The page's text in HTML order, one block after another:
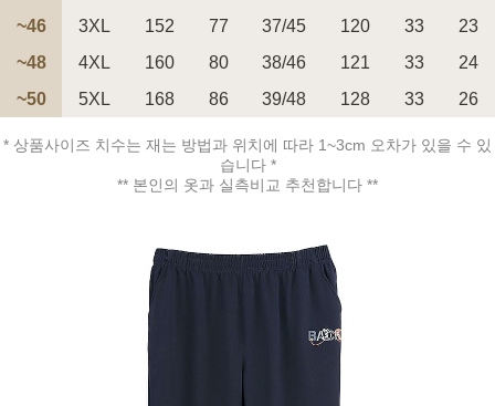
페이코 ID로 페
PAYCO 바로구매
~46
3XL 152 77 37/45 120 33
23
~48
4XL 160 80 38/46 121 33
24
~50
5XL 168 86 39/48 128 33 26
* 상품사이즈 치수는 재는 방법과 위치에 따라 1~3cm 오차가 있을 수 있
습니다 *
** 본인의 옷과 실측비교 추천합니다 **